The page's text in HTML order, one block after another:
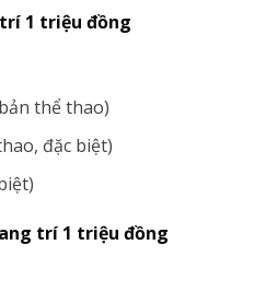
1 triệu đồng
thể thao)
đặc biệt)
trí 1 triệu đồng